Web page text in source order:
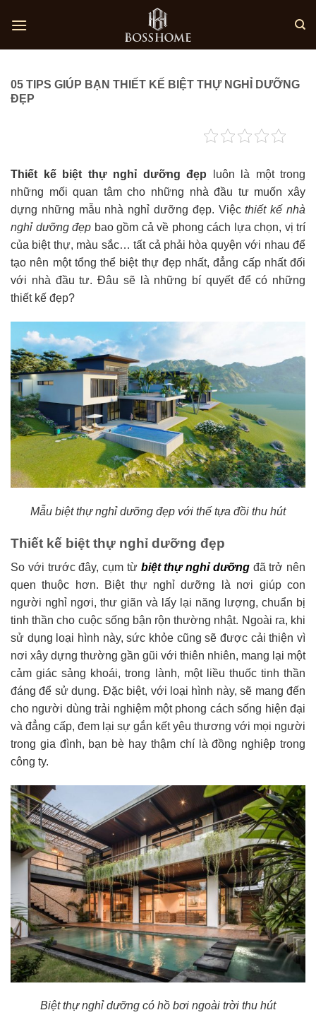
05 TIPS GIÚP BẠN THIẾT KẾ BIỆT THỰ NGHỈ DƯỠNG
ĐẸP
Thiết kế biệt thự nghỉ dưỡng đẹp
luôn là một trong
những mối quan tâm cho những nhà đầu tư muốn xây
dựng những mẫu nhà nghỉ dưỡng đẹp. Việcthiết kế nhà
nghỉ dưỡng đẹp bao gồm cả về phong cách lựa chọn, vị trí
của biệt thự, màu sắc… tất cả phải hòa quyện với nhau để
tạo nên một tổng thể biệt thự đẹp nhất, đẳng cấp nhất đối
với nhà đầu tư. Đâu sẽ là những bí quyết để có những
thiết kế đẹp?
Mẫu biệt thự nghỉ dưỡng đẹp với thế tựa đồi thu hút
Thiết kế biệt thự nghỉ dưỡng đẹp
So với trước đây, cụm từ biệt thự nghỉ dưỡng đã trở nên
quen thuộc hơn. Biệt thự nghỉ dưỡng là nơi giúp con
người nghỉ ngơi, thư giãn và lấy lại năng lượng, chuẩn bị
tinh thần cho cuộc sống bận rộn thường nhật. Ngoài ra, khi
sử dụng loại hình này, sức khỏe cũng sẽ được cải thiện vì
nơi xây dựng thường gần gũi với thiên nhiên, mang lại một
cảm giác sảng khoái, trong lành, một liều thuốc tinh thần
đáng để sử dụng. Đặc biệt, với loại hình này, sẽ mang đến
cho người dùng trải nghiệm một phong cách sống hiện đại
và đẳng cấp, đem lại sự gắn kết yêu thương với mọi người
trong gia đình, bạn bè hay thậm chí là đồng nghiệp trong
công ty.
Biệt thự nghỉ dưỡng có hồ bơi ngoài trời thu hút